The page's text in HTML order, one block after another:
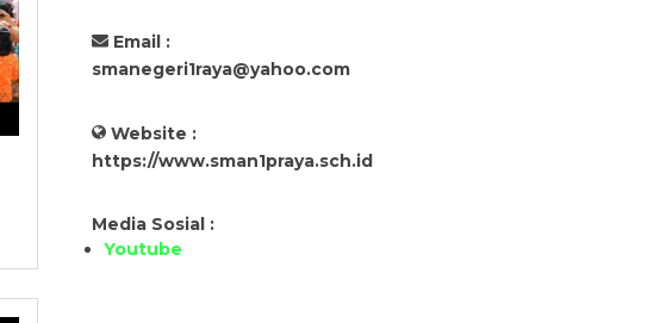
Email :
smanegeri1raya@yahoo.com
Website :
https://www.sman1praya.sch.id
Media Sosial :
Youtube